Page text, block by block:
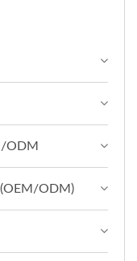
ODM
(OEM/ODM)